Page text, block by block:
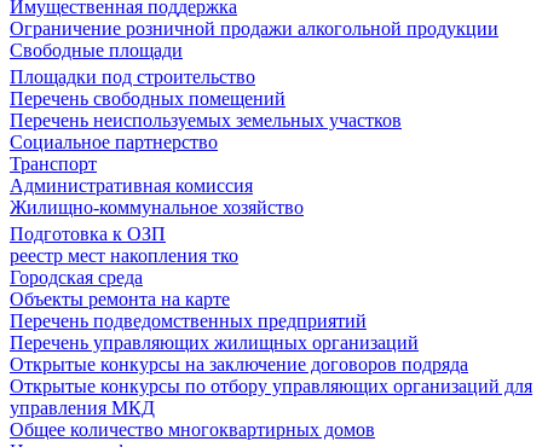
Имущественная поддержка
Ограничение розничной продажи алкогольной продукции
Свободные площади
Площадки под строительство
Перечень свободных помещений
Перечень неиспользуемых земельных участков
Социальное партнерство
Транспорт
Административная комиссия
Жилищно-коммунальное хозяйство
Подготовка к ОЗП
реестр мест накопления тко
Городская среда
Объекты ремонта на карте
Перечень подведомственных предприятий
Перечень управляющих жилищных организаций
Открытые конкурсы на заключение договоров подряда
Открытые конкурсы по отбору управляющих организаций для
управления МКД
Общее количество многоквартирных домов